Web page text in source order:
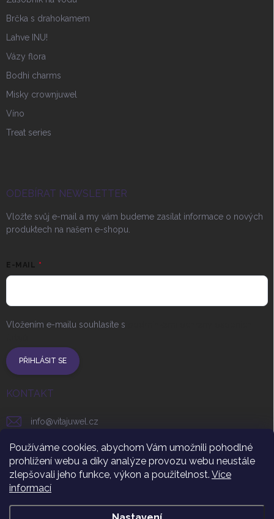
Používáme cookies, abychom Vám umožnili pohodlné
prohlížení webu a díky analýze provozu webu neustále
zlepšovali jeho funkce, výkon a použitelnost. Více
informací
Brčka s drahokamem
Lahve INU!
Vázy flora
Bodhi charms
Misky crownjuwel
Víno
Treat series
ODEBÍRAT NEWSLETTER
Vložte svůj e-mail a my vám budeme zasílat informace o nových
produktech na našem e-shopu.
E-MAIL
Vložením e-mailu souhlasíte s
PŘIHLÁSIT SE
KONTAKT
info@vitajuwel.cz
+420 608 262 656
vitajuwel_czsr
https://www.youtube.com/channel/